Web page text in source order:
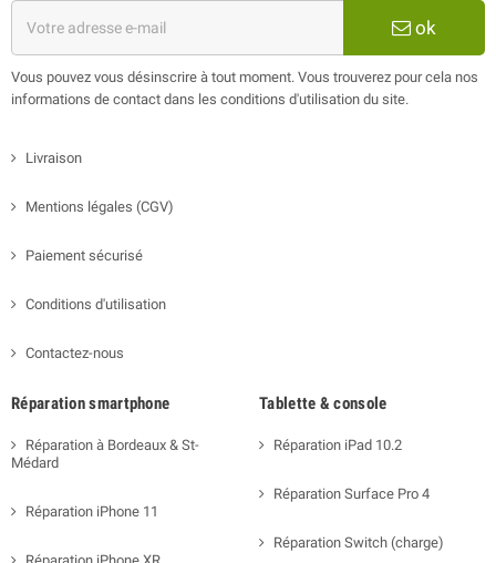
ok
Vous pouvez vous désinscrire à tout moment. Vous trouverez pour cela nos
informations de contact dans les conditions d'utilisation du site.
Livraison
Mentions légales (CGV)
Paiement sécurisé
Conditions d'utilisation
Contactez-nous
Réparation smartphone
Réparation à Bordeaux & St-
Médard
Réparation iPhone 11
Tablette & console
Réparation iPad 10.2
Réparation Surface Pro 4
Réparation Switch (charge)